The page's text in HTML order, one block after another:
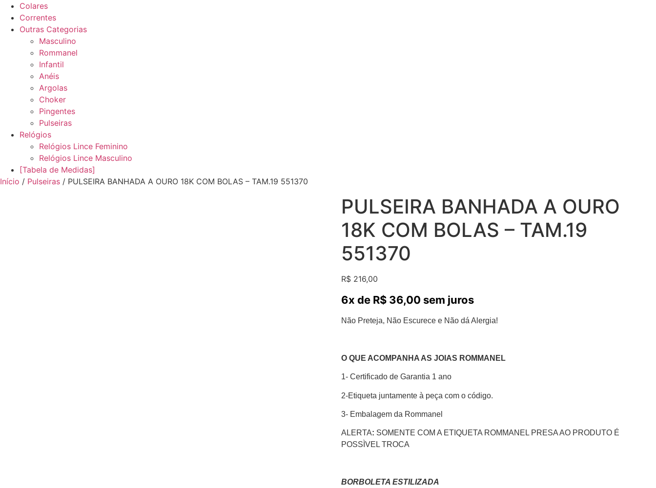
Colares
Correntes
Outras Categorias
Masculino
Rommanel
Infantil
Anéis
Argolas
Choker
Pingentes
Pulseiras
Relógios
Relógios Lince Feminino
Relógios Lince Masculino
[Tabela de Medidas]
Início / Pulseiras / PULSEIRA BANHADA A OURO 18K COM BOLAS – TAM.19 551370
PULSEIRA BANHADA A OURO
18K COM BOLAS – TAM.19
551370
R$216,00
6x de R$36,00 sem juros
Não Preteja, Não Escurece e Não dá Alergia!
O QUE ACOMPANHA AS JOIAS ROMMANEL
1- Certificado de Garantia 1 ano
2-Etiqueta juntamente à peça com o código.
3- Embalagem da Rommanel
ALERTA: SOMENTE COM A ETIQUETA ROMMANEL PRESA AO PRODUTO É
POSSÌVEL TROCA
BORBOLETA ESTILIZADA